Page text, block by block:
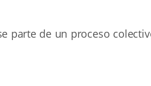
parte de un proceso